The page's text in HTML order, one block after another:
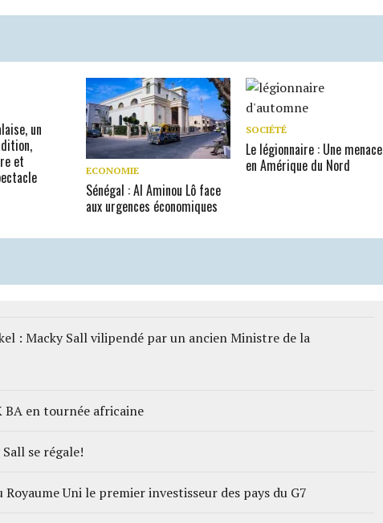
un
et
ECONOMIE
Sénégal : Al Aminou Lô face
aux urgences économiques
SOCIÉTÉ
Le légionnaire : Une menace
en Amérique du Nord
: Macky Sall vilipendé par un ancien Ministre de la
BA en tournée africaine
se régale!
Uni le premier investisseur des pays du G7